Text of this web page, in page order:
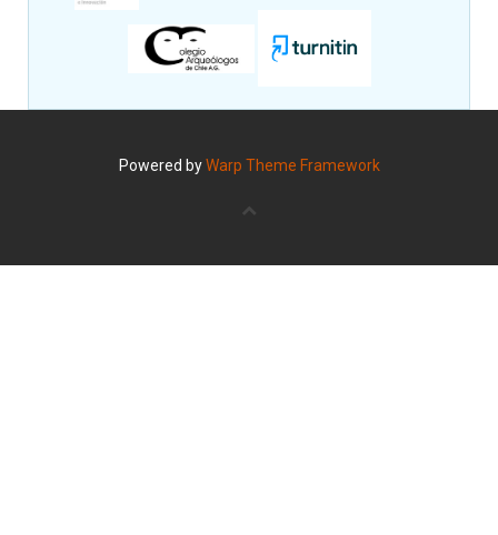
Powered byWarp Theme Framework